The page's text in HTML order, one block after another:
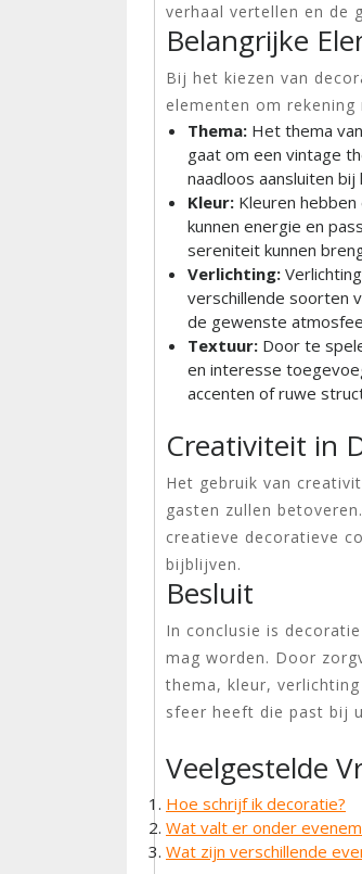
verhaal vertellen en de
Belangrijke
Bij het kiezen van
elementen om rekening
Thema: Het thema
gaat om een vintage
naadloos aansluiten
Kleur: Kleuren
kunnen energie en
sereniteit kunnen
Verlichting:
verschillende soorten
de gewenste
Textuur: Door te
en interesse
accenten of ruwe
Creativiteit in
Het gebruik van
gasten zullen
creatieve decoratieve
bijblijven.
Besluit
In conclusie is
mag worden. Door
thema, kleur,
sfeer heeft die past bij
Veelgestelde
Hoe schrijf ik decoratie?
Wat valt er onder
Wat zijn verschillende